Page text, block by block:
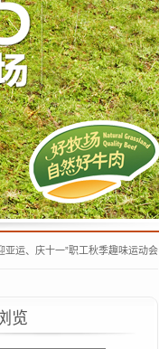
亚运、庆十一”职工秋季趣味运动会
览